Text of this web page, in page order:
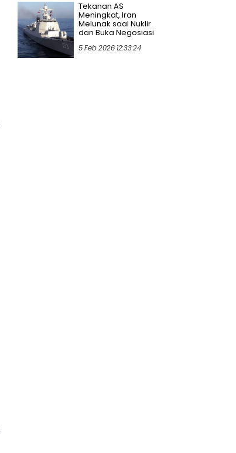
Tekanan AS
Meningkat, Iran
Melunak soal Nuklir
dan Buka Negosiasi
5 Feb 2026 12:33:24